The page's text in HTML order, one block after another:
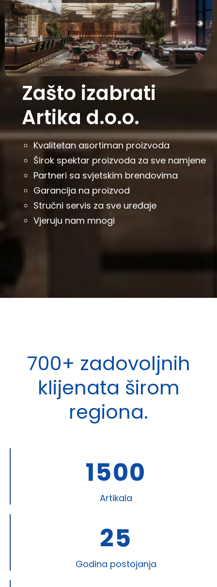
Zašto izabrati
Artika d.o.o.
Kvalitetan asortiman proizvoda
Širok spektar proizvoda za sve namjene
Partneri sa svjetskim brendovima
Garancija na proizvod
Stručni servis za sve uređaje
Vjeruju nam mnogi
700+ zadovoljnih
klijenata širom
regiona.
1500
Artikala
25
Godina postojanja